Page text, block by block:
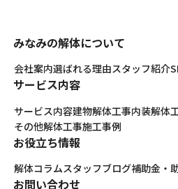
みなみの解体について
会社案内選ばれる理由スタッフ紹介
サービス内容
サービス内容建物解体工事内装解体
その他解体工事施工事例
お役立ち情報
解体コラムスタッフブログ補助金・
お問い合わせ